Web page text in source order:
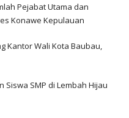
Pejabat Utama dan
Konawe Kepulauan
Kantor Wali Kota Baubau,
SMP di Lembah Hijau